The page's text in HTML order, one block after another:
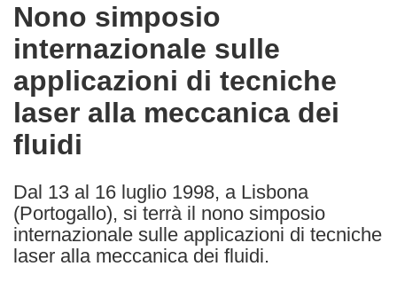
the
following
languages:
Nono simposio
internazionale sulle
applicazioni di tecniche
laser alla meccanica dei
fluidi
Dal 13 al 16 luglio 1998, a Lisbona
(Portogallo), si terrà il nono simposio
internazionale sulle applicazioni di tecniche
laser alla meccanica dei fluidi.